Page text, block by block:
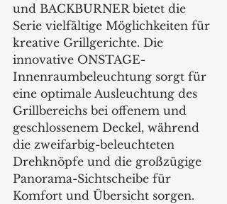
und BACKBURNER bietet die
Serie vielfältige Möglichkeiten für
kreative Grillgerichte. Die
innovative ONSTAGE-
Innenraumbeleuchtung sorgt für
eine optimale Ausleuchtung des
Grillbereichs bei offenem und
geschlossenem Deckel, während
die zweifarbig-beleuchteten
Drehknöpfe und die großzügige
Panorama-Sichtscheibe für
Komfort und Übersicht sorgen.